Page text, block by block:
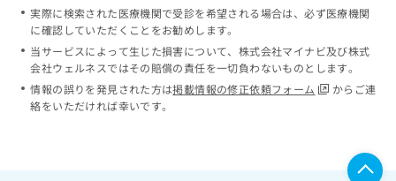
実際に検索された医療機関で受診を希望される場合は、必ず医療機関
に確認していただくことをお勧めします。
当サービスによって生じた損害について、株式会社マイナビ及び株式
会社ウェルネスではその賠償の責任を一切負わないものとします。
情報の誤りを発見された方は掲載情報の修正依頼フォーム
からご連
絡をいただければ幸いです。